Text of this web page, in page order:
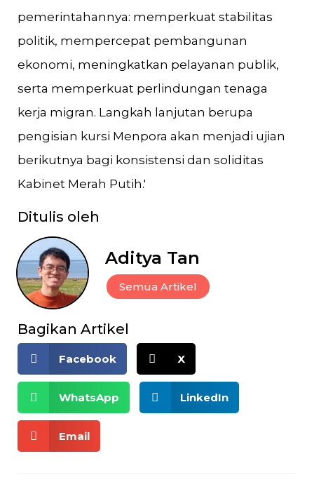
pemerintahannya: memperkuat stabilitas
politik, mempercepat pembangunan
ekonomi, meningkatkan pelayanan publik,
serta memperkuat perlindungan tenaga
kerja migran. Langkah lanjutan berupa
pengisian kursi Menpora akan menjadi ujian
berikutnya bagi konsistensi dan soliditas
Kabinet Merah Putih.'
Ditulis oleh
Aditya Tan
Semua Artikel
Bagikan Artikel
Facebook X
WhatsApp LinkedIn
Email